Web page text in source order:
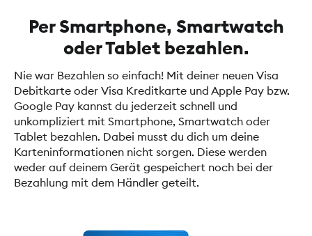
Per Smartphone, Smartwatch
oder Tablet bezahlen.
Nie war Bezahlen so einfach! Mit deiner neuen Visa
Debitkarte oder Visa Kreditkarte und Apple Pay bzw.
Google Pay kannst du jederzeit schnell und
unkompliziert mit Smartphone, Smartwatch oder
Tablet bezahlen. Dabei musst du dich um deine
Karteninformationen nicht sorgen. Diese werden
weder auf deinem Gerät gespeichert noch bei der
Bezahlung mit dem Händler geteilt.